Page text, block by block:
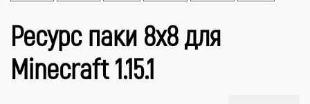
Ресурс паки 8x8 для
Minecraft 1.15.1